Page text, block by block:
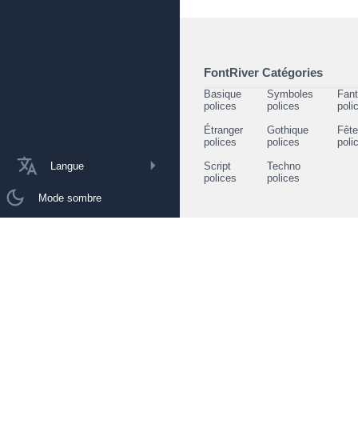
Langue
Mode sombre
FontRiver Catégories
Basique
polices
Symboles
polices
Étranger
polices
Gothique
polices
Script
polices
Techno
polices